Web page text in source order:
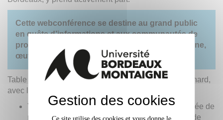
Cette webconférence se destine au grand public
en quête d’informations et aux communautés de
professionnels qui, quelles que soient leur origine,
œuvrent quotidiennement sur cette thématique.
Table ronde animée par le journaliste Sébastien Rochard,
avec la participation de :
Yaëlle Amselleme-Mainguy , sociologue, chargée de
recherche à l'institut national de la jeunesse et de
Gestion des cookies